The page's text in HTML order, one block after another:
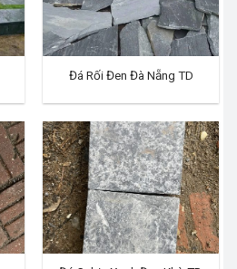
Đá Rối Đen Đà Nẵng TD